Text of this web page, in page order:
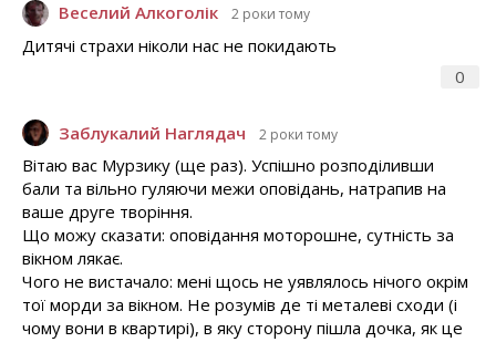
Веселий Алкоголік 2 роки тому
0
Дитячі страхи ніколи нас не покидають
Заблукалий Наглядач 2 роки тому
Вітаю вас Мурзику (ще раз). Успішно розподіливши
бали та вільно гуляючи межи оповідань, натрапив на
ваше друге творіння.
Що можу сказати: оповідання моторошне, сутність за
вікном лякає.
Чого не вистачало: мені щось не уявлялось нічого окрім
тої морди за вікном. Не розумів де ті металеві сходи (і
чому вони в квартирі), в яку сторону пішла дочка, як це